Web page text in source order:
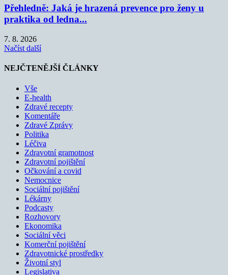
Přehledně: Jaká je hrazená prevence pro ženy u
praktika od ledna...
7. 8. 2026
Načíst další
NEJČTENĚJŠÍ ČLÁNKY
Vše
E-health
Zdravé recepty
Komentáře
Zdravé Zprávy
Politika
Léčiva
Zdravotní gramotnost
Zdravotní pojištění
Očkování a covid
Nemocnice
Sociální pojištění
Lékárny
Podcasty
Rozhovory
Ekonomika
Sociální věci
Komerční pojištění
Zdravotnické prostředky
Životní styl
Legislativa